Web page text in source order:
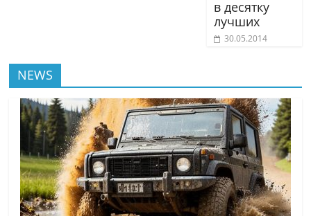
в десятку
лучших
30.05.2014
NEWS